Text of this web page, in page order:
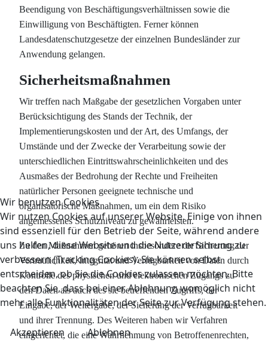
Beendigung von Beschäftigungsverhältnissen sowie die
Einwilligung von Beschäftigten. Ferner können
Landesdatenschutzgesetze der einzelnen Bundesländer zur
Anwendung gelangen.
Sicherheitsmaßnahmen
Wir treffen nach Maßgabe der gesetzlichen Vorgaben unter
Berücksichtigung des Stands der Technik, der
Implementierungskosten und der Art, des Umfangs, der
Umstände und der Zwecke der Verarbeitung sowie der
unterschiedlichen Eintrittswahrscheinlichkeiten und des
Ausmaßes der Bedrohung der Rechte und Freiheiten
natürlicher Personen geeignete technische und
organisatorische Maßnahmen, um ein dem Risiko
angemessenes Schutzniveau zu gewährleisten.
Zu den Maßnahmen gehören insbesondere die Sicherung der
Vertraulichkeit, Integrität und Verfügbarkeit von Daten durch
Kontrolle des physischen und elektronischen Zugangs zu
den Daten als auch des sie betreffenden Zugriffs, der
Eingabe, der Weitergabe, der Sicherung der Verfügbarkeit
und ihrer Trennung. Des Weiteren haben wir Verfahren
eingerichtet, die eine Wahrnehmung von Betroffenenrechten,
Wir benutzen Cookies
Wir nutzen Cookies auf unserer Website. Einige von ihnen
sind essenziell für den Betrieb der Seite, während andere
uns helfen, diese Website und die Nutzererfahrung zu
verbessern (Tracking Cookies). Sie können selbst
entscheiden, ob Sie die Cookies zulassen möchten. Bitte
beachten Sie, dass bei einer Ablehnung womöglich nicht
mehr alle Funktionalitäten der Seite zur Verfügung stehen.
Akzeptieren Ablehnen